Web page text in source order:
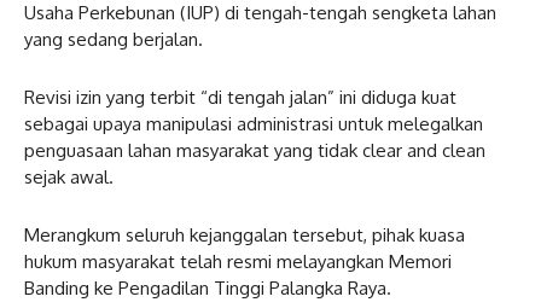
Usaha Perkebunan (IUP) di tengah-tengah sengketa lahan
yang sedang berjalan.
Revisi izin yang terbit “di tengah jalan” ini diduga kuat
sebagai upaya manipulasi administrasi untuk melegalkan
penguasaan lahan masyarakat yang tidak clear and clean
sejak awal.
Merangkum seluruh kejanggalan tersebut, pihak kuasa
hukum masyarakat telah resmi melayangkan Memori
Banding ke Pengadilan Tinggi Palangka Raya.